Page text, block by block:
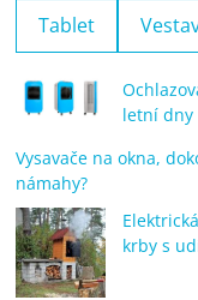
Tablet
letní dny
Vysavače na okna,
námahy?
krby s